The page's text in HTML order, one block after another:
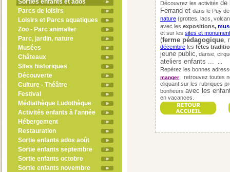
Sorties enfants et ados
Parcs de loisirs
Loisirs et Parcs aquatiques
Zoo - Parc animalier
Parc, jardin, nature
Musées
Châteaux
Sites historiques
Découverte
Culture - Théâtre
Festival
Médiathèque Ludothèque
Activités enfants à l'année
Hébergement
Restauration
Sortie enfants ados août
Sortie enfants septembre
Sortie enfants octobre
Sortie enfants novembre
Découvrez les activités de
Ferrand et dans le Puy
nature (grottes, lacs,
avec les expositions,
et sur les sites et
(ferme pédagogique,
décembre les fêtes
jeune public , danse,
ateliers enfants ...
Repérez les bonnes
manger , retrouvez toutes
cliquant sur les rubriques
bonheurs avec les
en vacances.